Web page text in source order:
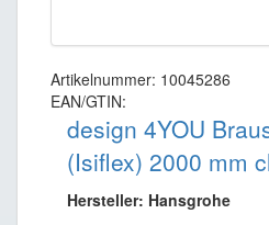
Artikelnummer: 10045286
EAN/GTIN:
design 4YOU
(Isiflex) 2000 mm
Hersteller: Hansgrohe